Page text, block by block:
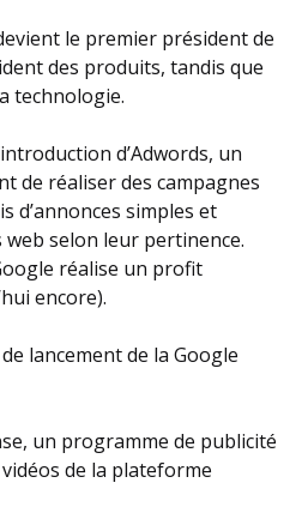
le premier président de
des produits, tandis que
technologie.
d’Adwords, un
de réaliser des campagnes
d’annonces simples et
web selon leur pertinence.
réalise un profit
encore).
lancement de la Google
un programme de publicité
de la plateforme